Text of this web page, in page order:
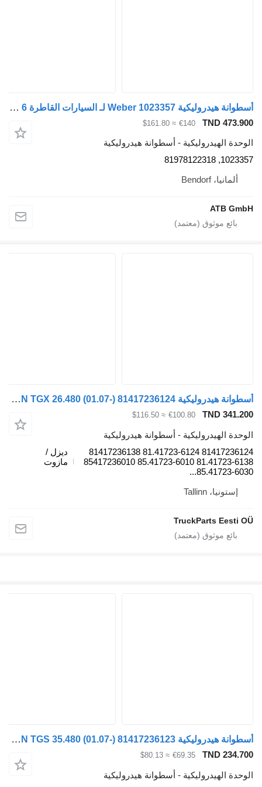
أسطوانة هيدروليكية Weber 1023357 لـ السيارات القاطرة MAN TGX Euro 6
TND
€140
≈ $161.80
الهيدروليكية - أسطوانة هيدروليكية
1023357,
ألمانيا، Bendorf
ATB
أسطوانة هيدروليكية MAN TGX 26.480 (01.07-) 81417236124 لـ السيارات القاطرة MAN TGL, TGM, TGS, TGX (2005-2021)
TND
€100.80
≈ $116.50
الهيدروليكية - أسطوانة هيدروليكية
81417236124 81.41723-6124 81417236138
81.41723-6138 85.41723-6010 85417236010
85.41723-
ديزل /
مازوت
إستونيا، Tallinn
TruckParts Eesti
أسطوانة هيدروليكية MAN TGS 35.480 (01.07-) 81417236123 لـ السيارات القاطرة MAN TGL, TGM, TGS, TGX (2005-2021)
TND
€69.35
≈ $80.13
الهيدروليكية - أسطوانة هيدروليكية